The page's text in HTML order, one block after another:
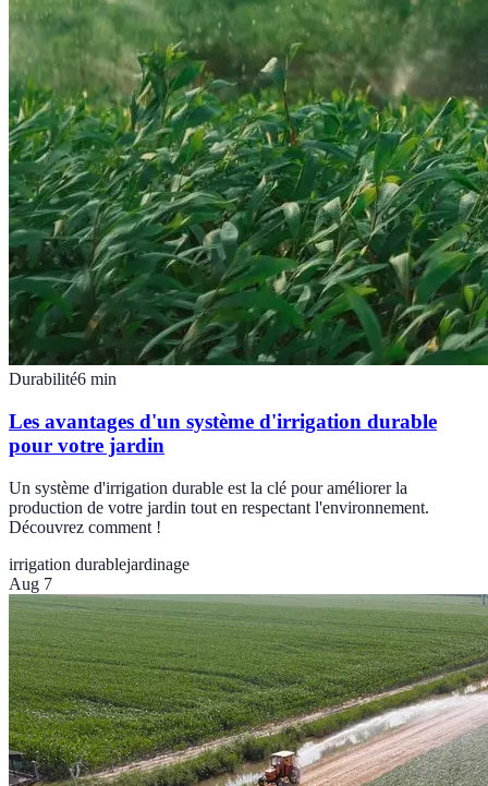
Durabilité6 min
Les avantages d'un système d'irrigation durable
pour votre jardin
Un système d'irrigation durable est la clé pour améliorer la
production de votre jardin tout en respectant l'environnement.
Découvrez comment !
irrigation durablejardinage
Aug 7